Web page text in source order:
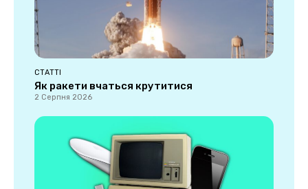
СТАТТІ
Як ракети вчаться крутитися
2 Серпня 2026